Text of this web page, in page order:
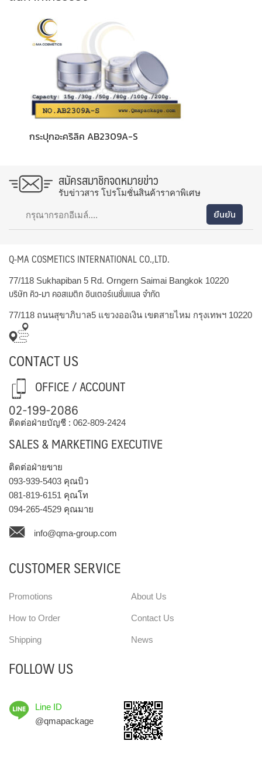
กระปุกอะคริลิค AB2309A-S
สมัครสมาชิกจดหมายข่าว
รับข่าวสาร โปรโมชั่นสินค้าราคาพิเศษ
Q-MA COSMETICS INTERNATIONAL CO.,LTD.
77/118 Sukhapiban 5 Rd. Orngern Saimai Bangkok 10220
บริษัท คิว-มา คอสเมติก อินเตอร์เนชั่นแนล จำกัด
77/118 ถนนสุขาภิบาล5 แขวงออเงิน เขตสายไหม กรุงเทพฯ 10220
CONTACT US
OFFICE / ACCOUNT
02-199-2086
ติดต่อฝ่ายบัญชี : 062-809-2424
SALES & MARKETING EXECUTIVE
ติดต่อฝ่ายขาย
093-939-5403 คุณบิว
081-819-6151 คุณโท
094-265-4529 คุณมาย
info@qma-group.com
CUSTOMER SERVICE
Promotions
How to Order
Shipping
About Us
Contact Us
News
FOLLOW US
Line ID
@qmapackage